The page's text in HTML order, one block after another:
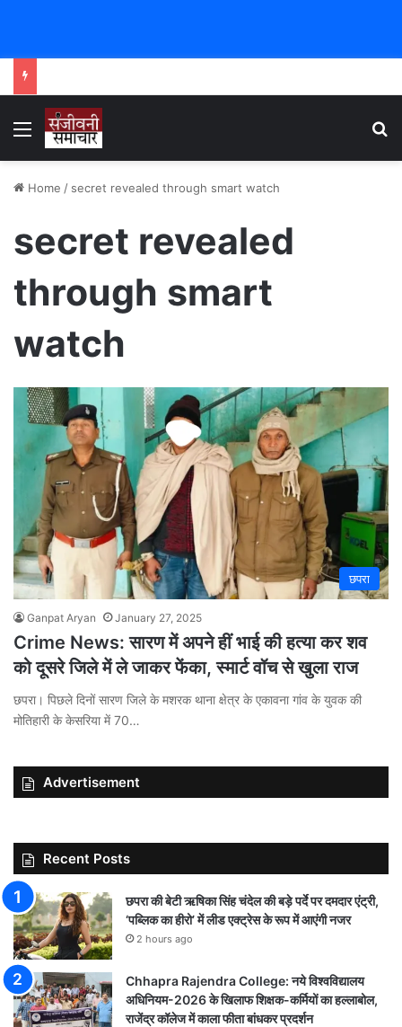
Menu
Home / secret revealed through smart watch
secret revealed
through smart
watch
छपरा
Ganpat Aryan January 27, 2025
Crime News: सारण में अपने हीं भाई की हत्या कर शव
को दूसरे जिले में ले जाकर फेंका, स्मार्ट वॉच से खुला राज
छपरा। पिछले दिनों सारण जिले के मशरक थाना क्षेत्र के एकावना गांव के युवक की
मोतिहारी के केसरिया में 70…
Advertisement
Recent Posts
छपरा की बेटी ऋषिका सिंह चंदेल की बड़े पर्दे पर दमदार एंट्री,
‘पब्लिक का हीरो’ में लीड एक्ट्रेस के रूप में आएंगी नजर
2 hours ago
Chhapra Rajendra College: नये विश्वविद्यालय
अधिनियम-2026 के खिलाफ शिक्षक-कर्मियों का हल्लाबोल,
राजेंद्र कॉलेज में काला फीता बांधकर प्रदर्शन